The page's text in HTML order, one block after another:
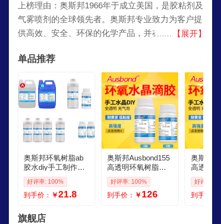
上榜理由：奥斯邦1966年于成立美国，是胶粘剂及
气雾喷剂的全球领先者。奥斯邦专业致力为客户提
供高效、安全、环保的化学产品，并在胶粘、密
全方面的解决方案。
【展开】
单品推荐
奥斯邦环氧树脂ab
胶水diy手工制作材
料软胶高硬透明超
清河流桌水晶滴胶 1
55高透明水晶滴胶
好评率: 100%
到手价： ￥21.8
奥斯邦Ausbond155
高透明环氧树脂水
晶滴胶DIY工艺品饰
品地面桌子玻璃琥
珀 高透明水晶滴胶
好评率: 100%
到手价： ￥126
奥斯邦
高透明
晶滴胶
品地面
珀 高透
好评率:
到手价：
旗舰店